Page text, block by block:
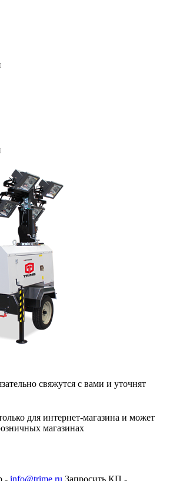
свяжутся с вами и уточнят
для интернет-магазина и может
магазинах
- info@trime.ru Запросить КП -